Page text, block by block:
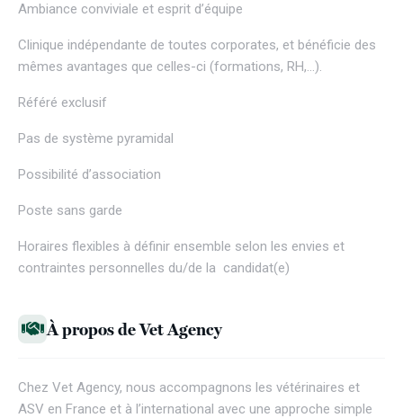
Ambiance conviviale et esprit d’équipe
Clinique indépendante de toutes corporates, et bénéficie des
mêmes avantages que celles-ci (formations, RH,…).
Référé exclusif
Pas de système pyramidal
Possibilité d’association
Poste sans garde
Horaires flexibles à définir ensemble selon les envies et
contraintes personnelles du/de la candidat(e)
À propos de Vet Agency
Chez Vet Agency, nous accompagnons les vétérinaires et
ASV en France et à l’international avec une approche simple